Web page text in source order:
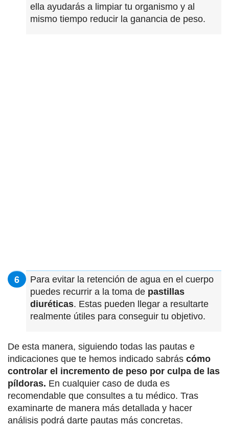
ella ayudarás a limpiar tu organismo y al
mismo tiempo reducir la ganancia de peso.
Para evitar la retención de agua en el cuerpo
puedes recurrir a la toma de pastillas
diuréticas. Estas pueden llegar a resultarte
realmente útiles para conseguir tu objetivo.
De esta manera, siguiendo todas las pautas e
indicaciones que te hemos indicado sabrás cómo
controlar el incremento de peso por culpa de las
píldoras. En cualquier caso de duda es
recomendable que consultes a tu médico. Tras
examinarte de manera más detallada y hacer
análisis podrá darte pautas más concretas.